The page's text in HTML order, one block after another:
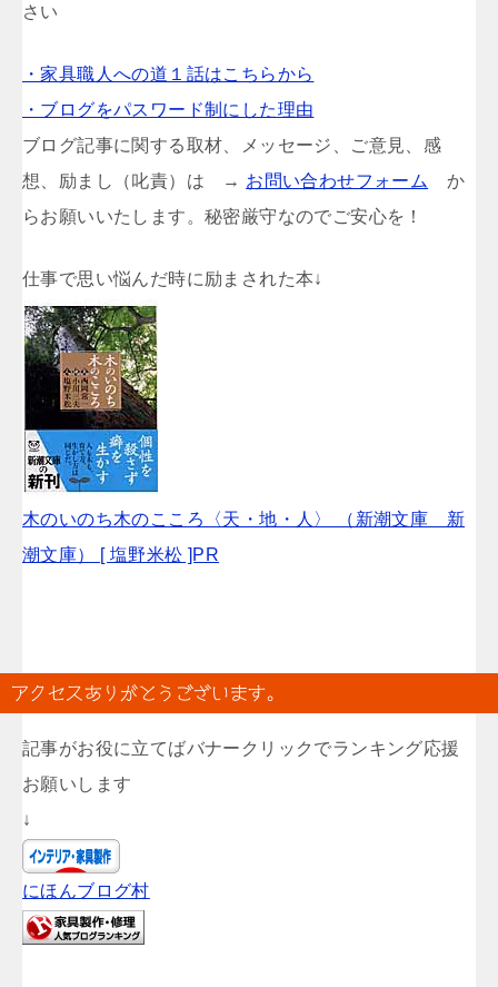
さい
・家具職人への道１話はこちらから
・ブログをパスワード制にした理由
ブログ記事に関する取材、メッセージ、ご意見、感
想、励まし（叱責）は → お問い合わせフォーム
か
らお願いいたします。秘密厳守なのでご安心を！
仕事で思い悩んだ時に励まされた本↓
木のいのち木のこころ〈天・地・人〉 （新潮文庫 新
潮文庫） [ 塩野米松 ]PR
アクセスありがとうございます。
記事がお役に立てばバナークリックでランキング応援
お願いします
↓
にほんブログ村